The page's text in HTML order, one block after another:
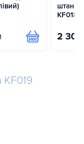
Купити
штанги
KF018
2 300
KF019